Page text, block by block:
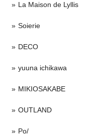
La Maison de Lyllis
Soierie
DECO
yuuna ichikawa
MIKIOSAKABE
OUTLAND
Po/